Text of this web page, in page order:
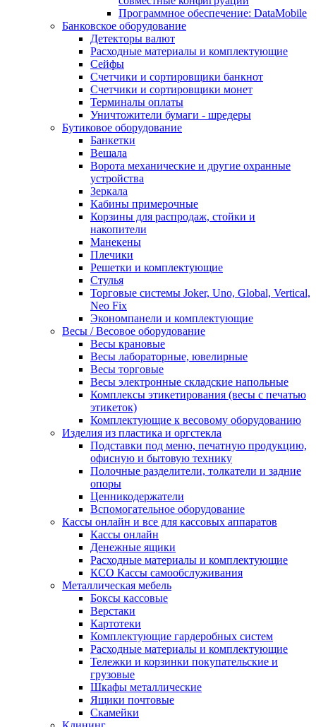
Программное обеспечение: DataMobile
Банковское оборудование
Детекторы валют
Расходные материалы и комплектующие
Сейфы
Счетчики и сортировщики банкнот
Счетчики и сортировщики монет
Терминалы оплаты
Уничтожители бумаги - шредеры
Бутиковое оборудование
Банкетки
Вешала
Ворота механические и другие охранные
устройства
Зеркала
Кабины примерочные
Корзины для распродаж, стойки и
накопители
Манекены
Плечики
Решетки и комплектующие
Стулья
Торговые системы Joker, Uno, Global, Vertical,
Neo Fix
Экономпанели и комплектующие
Весы / Весовое оборудование
Весы крановые
Весы лабораторные, ювелирные
Весы торговые
Весы электронные складские напольные
Комплексы этикетирования (весы с печатью
этикеток)
Комплектующие к весовому оборудованию
Изделия из пластика и оргстекла
Подставки под меню, печатную продукцию,
офисную и бытовую технику
Полочные разделители, толкатели и задние
опоры
Ценникодержатели
Вспомогательное оборудование
Кассы онлайн и все для кассовых аппаратов
Кассы онлайн
Денежные ящики
Расходные материалы и комплектующие
КСО Кассы самообслуживания
Металлическая мебель
Боксы кассовые
Верстаки
Картотеки
Комплектующие гардеробных систем
Расходные материалы и комплектующие
Тележки и корзинки покупательские и
грузовые
Шкафы металлические
Ящики почтовые
Скамейки